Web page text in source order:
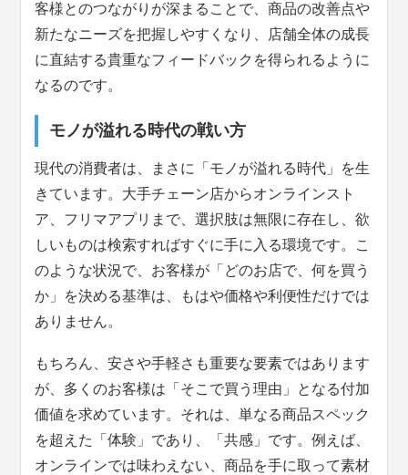
客様とのつながりが深まることで、商品の改善点や
新たなニーズを把握しやすくなり、店舗全体の成長
に直結する貴重なフィードバックを得られるように
なるのです。
モノが溢れる時代の戦い方
現代の消費者は、まさに「モノが溢れる時代」を生
きています。大手チェーン店からオンラインスト
ア、フリマアプリまで、選択肢は無限に存在し、欲
しいものは検索すればすぐに手に入る環境です。こ
のような状況で、お客様が「どのお店で、何を買う
か」を決める基準は、もはや価格や利便性だけでは
ありません。
もちろん、安さや手軽さも重要な要素ではあります
が、多くのお客様は「そこで買う理由」となる付加
価値を求めています。それは、単なる商品スペック
を超えた「体験」であり、「共感」です。例えば、
オンラインでは味わえない、商品を手に取って素材